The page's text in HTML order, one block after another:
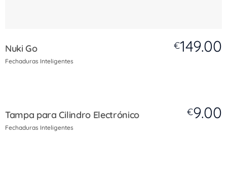
Nuki Go €149.00
Fechaduras Inteligentes
Tampa para Cilindro Electrónico €9.00
Fechaduras Inteligentes